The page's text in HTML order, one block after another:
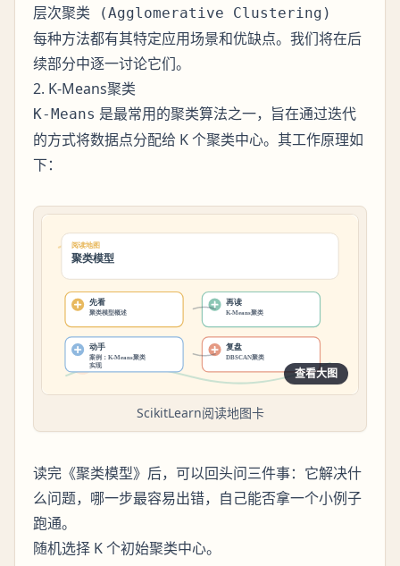
层次聚类 (Agglomerative Clustering)
每种方法都有其特定应用场景和优缺点。我们将在后
续部分中逐一讨论它们。
2. K-Means聚类
K-Means 是最常用的聚类算法之一，旨在通过迭代
的方式将数据点分配给 K 个聚类中心。其工作原理如
下：
查看大图
ScikitLearn阅读地图卡
读完《聚类模型》后，可以回头问三件事：它解决什
么问题，哪一步最容易出错，自己能否拿一个小例子
跑通。
随机选择 K 个初始聚类中心。